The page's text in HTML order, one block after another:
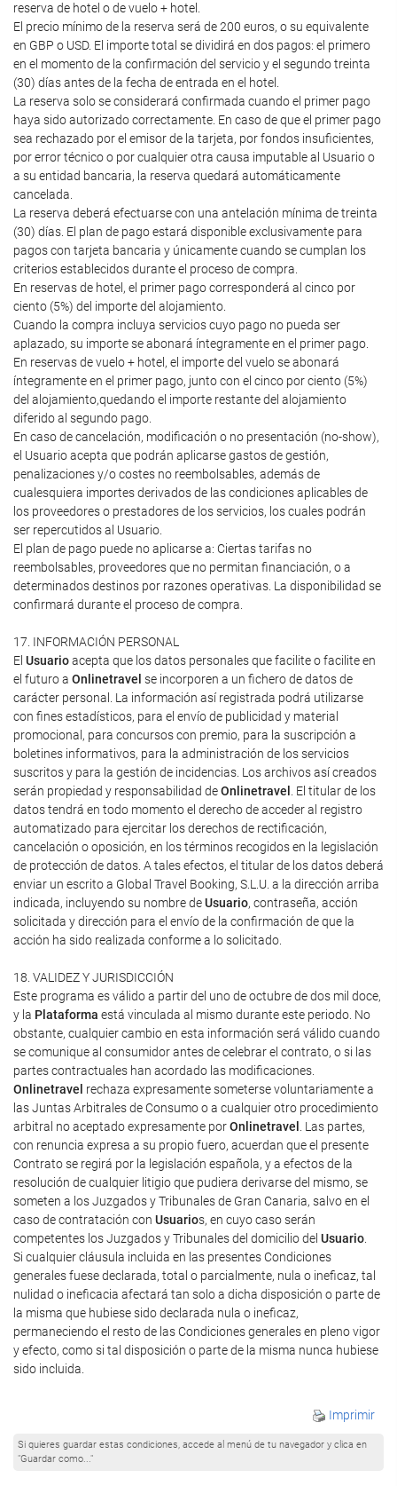
reserva de hotel o de vuelo + hotel.
El precio mínimo de la reserva será de 200 euros, o su equivalente
en GBP o USD. El importe total se dividirá en dos pagos: el primero
en el momento de la confirmación del servicio y el segundo treinta
(30) días antes de la fecha de entrada en el hotel.
La reserva solo se considerará confirmada cuando el primer pago
haya sido autorizado correctamente. En caso de que el primer pago
sea rechazado por el emisor de la tarjeta, por fondos insuficientes,
por error técnico o por cualquier otra causa imputable al Usuario o
a su entidad bancaria, la reserva quedará automáticamente
cancelada.
La reserva deberá efectuarse con una antelación mínima de treinta
(30) días. El plan de pago estará disponible exclusivamente para
pagos con tarjeta bancaria y únicamente cuando se cumplan los
criterios establecidos durante el proceso de compra.
En reservas de hotel, el primer pago corresponderá al cinco por
ciento (5%) del importe del alojamiento.
Cuando la compra incluya servicios cuyo pago no pueda ser
aplazado, su importe se abonará íntegramente en el primer pago.
En reservas de vuelo + hotel, el importe del vuelo se abonará
íntegramente en el primer pago, junto con el cinco por ciento (5%)
del alojamiento,quedando el importe restante del alojamiento
diferido al segundo pago.
En caso de cancelación, modificación o no presentación (no-show),
el Usuario acepta que podrán aplicarse gastos de gestión,
penalizaciones y/o costes no reembolsables, además de
cualesquiera importes derivados de las condiciones aplicables de
los proveedores o prestadores de los servicios, los cuales podrán
ser repercutidos al Usuario.
El plan de pago puede no aplicarse a: Ciertas tarifas no
reembolsables, proveedores que no permitan financiación, o a
determinados destinos por razones operativas. La disponibilidad se
confirmará durante el proceso de compra.
17. INFORMACIÓN PERSONAL
El Usuarioacepta que los datos personales que facilite o facilite en
el futuro a Onlinetravel se incorporen a un fichero de datos de
carácter personal. La información así registrada podrá utilizarse
con fines estadísticos, para el envío de publicidad y material
promocional, para concursos con premio, para la suscripción a
boletines informativos, para la administración de los servicios
suscritos y para la gestión de incidencias. Los archivos así creados
serán propiedad y responsabilidad deOnlinetravel
. El titular de los
datos tendrá en todo momento el derecho de acceder al registro
automatizado para ejercitar los derechos de rectificación,
cancelación o oposición, en los términos recogidos en la legislación
de protección de datos. A tales efectos, el titular de los datos deberá
enviar un escrito a Global Travel Booking, S.L.U. a la dirección arriba
indicada, incluyendo su nombre deUsuario, contraseña, acción
solicitada y dirección para el envío de la confirmación de que la
acción ha sido realizada conforme a lo solicitado.
18. VALIDEZ Y JURISDICCIÓN
Este programa es válido a partir del uno de octubre de dos mil doce,
y la Plataforma está vinculada al mismo durante este periodo. No
obstante, cualquier cambio en esta información será válido cuando
se comunique al consumidor antes de celebrar el contrato, o si las
partes contractuales han acordado las modificaciones.
Onlinetravel rechaza expresamente someterse voluntariamente a
las Juntas Arbitrales de Consumo o a cualquier otro procedimiento
arbitral no aceptado expresamente porOnlinetravel
. Las partes,
con renuncia expresa a su propio fuero, acuerdan que el presente
Contrato se regirá por la legislación española, y a efectos de la
resolución de cualquier litigio que pudiera derivarse del mismo, se
someten a los Juzgados y Tribunales de Gran Canaria, salvo en el
caso de contratación con Usuarios, en cuyo caso serán
competentes los Juzgados y Tribunales del domicilio del Usuario
Si cualquier cláusula incluida en las presentes Condiciones
generales fuese declarada, total o parcialmente, nula o ineficaz, tal
nulidad o ineficacia afectará tan solo a dicha disposición o parte de
la misma que hubiese sido declarada nula o ineficaz,
permaneciendo el resto de las Condiciones generales en pleno vigor
y efecto, como si tal disposición o parte de la misma nunca hubiese
sido incluida.
Imprimir
Si quieres guardar estas condiciones, accede al menú de tu navegador y clica en
"Guardar como..."